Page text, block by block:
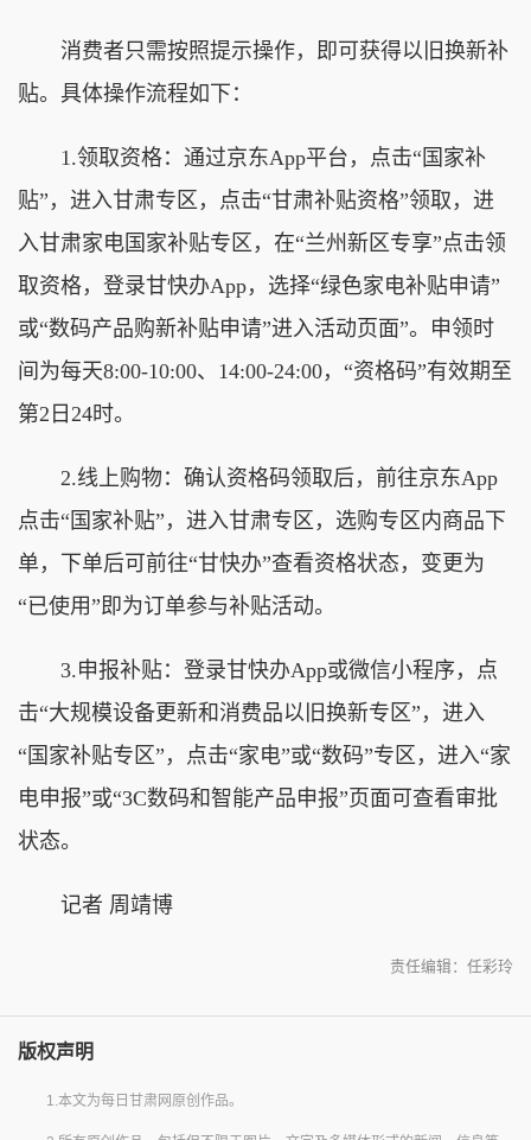
消费者只需按照提示操作，即可获得以旧换新补
贴。具体操作流程如下：
1.领取资格：通过京东App平台，点击“国家补
贴”，进入甘肃专区，点击“甘肃补贴资格”领取，进
入甘肃家电国家补贴专区，在“兰州新区专享”点击领
取资格，登录甘快办App，选择“绿色家电补贴申请”
或“数码产品购新补贴申请”进入活动页面”。申领时
间为每天8:00-10:00、14:00-24:00，“资格码”有效期至
第2日24时。
2.线上购物：确认资格码领取后，前往京东App
点击“国家补贴”，进入甘肃专区，选购专区内商品下
单，下单后可前往“甘快办”查看资格状态，变更为
“已使用”即为订单参与补贴活动。
3.申报补贴：登录甘快办App或微信小程序，点
击“大规模设备更新和消费品以旧换新专区”，进入
“国家补贴专区”，点击“家电”或“数码”专区，进入“家
电申报”或“3C数码和智能产品申报”页面可查看审批
状态。
记者 周靖博
责任编辑：任彩玲
版权声明
1.本文为每日甘肃网原创作品。